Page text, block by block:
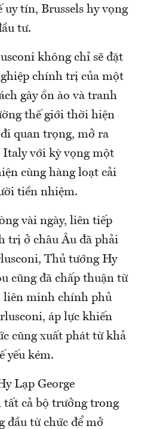
uy tín, Brussels hy vọng
tư.
không chỉ sẽ đặt
chính trị của một
gây ồn ào và tranh
thế giới thời hiện
quan trọng, mở ra
với kỳ vọng một
cùng hàng loạt cải
tiền nhiệm.
vài ngày, liên tiếp
trị ở châu Âu đã phải
Thủ tướng Hy
cũng đã chấp thuận từ
liên minh chính phủ
áp lực khiến
cũng xuất phát từ khả
yếu kém.
Lạp George
tất cả bộ trưởng trong
đầu từ chức để mở